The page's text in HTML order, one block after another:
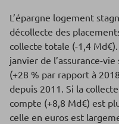
L’épargne logement
décollecte des
collecte totale (-1,4
janvier de l’assurance-
(+28 % par rapport à
depuis 2011. Si la
compte (+8,8 Md€) est
celle en euros est